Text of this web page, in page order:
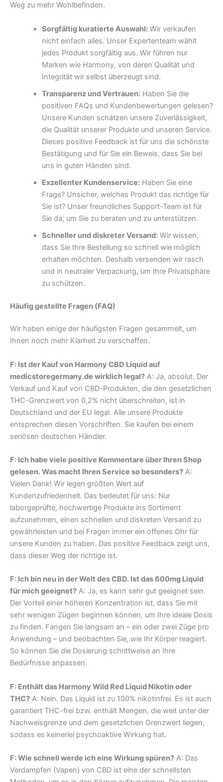
Weg zu mehr Wohlbefinden.
Sorgfältig kuratierte Auswahl:Wir verkaufen
nicht einfach alles. Unser Expertenteam wählt
jedes Produkt sorgfältig aus. Wir führen nur
Marken wie Harmony, von deren Qualität und
Integrität wir selbst überzeugt sind.
Transparenz und Vertrauen:Haben Sie die
positiven FAQs und Kundenbewertungen gelesen?
Unsere Kunden schätzen unsere Zuverlässigkeit,
die Qualität unserer Produkte und unseren Service.
Dieses positive Feedback ist für uns die schönste
Bestätigung und für Sie ein Beweis, dass Sie bei
uns in guten Händen sind.
Exzellenter Kundenservice:Haben Sie eine
Frage? Unsicher, welches Produkt das richtige für
Sie ist? Unser freundliches Support-Team ist für
Sie da, um Sie zu beraten und zu unterstützen.
Schneller und diskreter Versand:Wir wissen,
dass Sie Ihre Bestellung so schnell wie möglich
erhalten möchten. Deshalb versenden wir rasch
und in neutraler Verpackung, um Ihre Privatsphäre
zu schützen.
Häufig gestellte Fragen (FAQ)
Wir haben einige der häufigsten Fragen gesammelt, um
Ihnen noch mehr Klarheit zu verschaffen.
F: Ist der Kauf von Harmony CBD Liquid auf
medicstoregermany.de wirklich legal? A: Ja, absolut. Der
Verkauf und Kauf von CBD-Produkten, die den gesetzlichen
THC-Grenzwert von 0,2% nicht überschreiten, ist in
Deutschland und der EU legal. Alle unsere Produkte
entsprechen diesen Vorschriften. Sie kaufen bei einem
seriösen deutschen Händler.
F: Ich habe viele positive Kommentare über Ihren Shop
gelesen. Was macht Ihren Service so besonders? A:
Vielen Dank! Wir legen größten Wert auf
Kundenzufriedenheit. Das bedeutet für uns: Nur
laborgeprüfte, hochwertige Produkte ins Sortiment
aufzunehmen, einen schnellen und diskreten Versand zu
gewährleisten und bei Fragen immer ein offenes Ohr für
unsere Kunden zu haben. Das positive Feedback zeigt uns,
dass dieser Weg der richtige ist.
F: Ich bin neu in der Welt des CBD. Ist das 600mg Liquid
für mich geeignet? A: Ja, es kann sehr gut geeignet sein.
Der Vorteil einer höheren Konzentration ist, dass Sie mit
sehr wenigen Zügen beginnen können, um Ihre ideale Dosis
zu finden. Fangen Sie langsam an – ein oder zwei Züge pro
Anwendung – und beobachten Sie, wie Ihr Körper reagiert.
So können Sie die Dosierung schrittweise an Ihre
Bedürfnisse anpassen.
F: Enthält das Harmony Wild Red Liquid Nikotin oder
THC? A: Nein. Das Liquid ist zu 100% nikotinfrei. Es ist auch
garantiert THC-frei bzw. enthält Mengen, die weit unter der
Nachweisgrenze und dem gesetzlichen Grenzwert liegen,
sodass es keinerlei psychoaktive Wirkung hat.
F: Wie schnell werde ich eine Wirkung spüren? A: Das
Verdampfen (Vapen) von CBD ist eine der schnellsten